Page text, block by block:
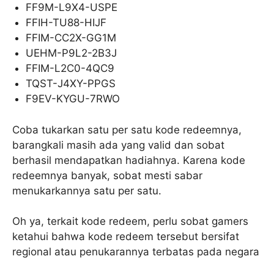
FF9M-L9X4-USPE
FFIH-TU88-HIJF
FFIM-CC2X-GG1M
UEHM-P9L2-2B3J
FFIM-L2C0-4QC9
TQST-J4XY-PPGS
F9EV-KYGU-7RWO
Coba tukarkan satu per satu kode redeemnya,
barangkali masih ada yang valid dan sobat
berhasil mendapatkan hadiahnya. Karena kode
redeemnya banyak, sobat mesti sabar
menukarkannya satu per satu.
Oh ya, terkait kode redeem, perlu sobat gamers
ketahui bahwa kode redeem tersebut bersifat
regional atau penukarannya terbatas pada negara